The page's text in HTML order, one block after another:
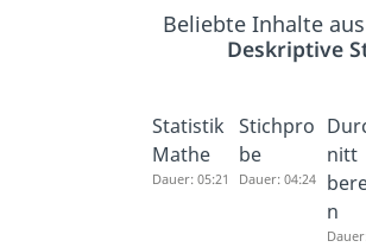
Beliebte Inhalte
Deskriptive
Statistik
Mathe
Dauer: 05:21
Stichpro
be
Dauer: 04:24
nitt
n